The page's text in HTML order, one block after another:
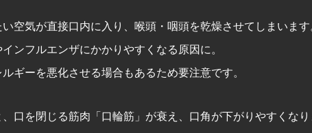
空気が直接口内に入り、喉頭・咽頭を乾燥させてしまいま
ンフルエンザにかかりやすくなる原因に。
ギーを悪化させる場合もあるため要注意です。
口を閉じる筋肉「口輪筋」が衰え、口角が下がりやすくな